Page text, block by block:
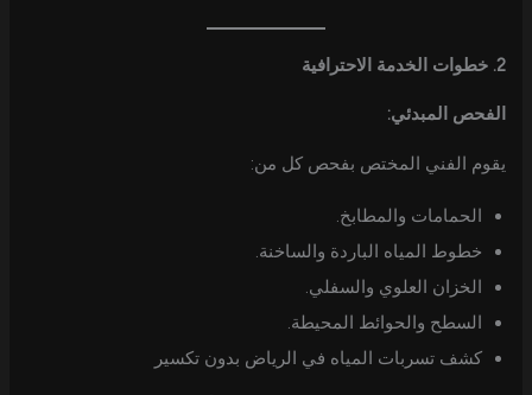
2. خطوات الخدمة الاحترافية
الفحص المبدئي:
يقوم الفني المختص بفحص كل من:
الحمامات والمطابخ.
خطوط المياه الباردة والساخنة.
الخزان العلوي والسفلي.
السطح والحوائط المحيطة.
كشف تسربات المياه في الرياض بدون تكسير